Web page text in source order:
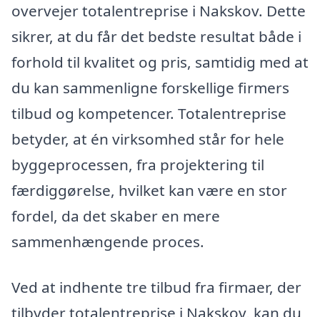
overvejer totalentreprise i Nakskov. Dette
sikrer, at du får det bedste resultat både i
forhold til kvalitet og pris, samtidig med at
du kan sammenligne forskellige firmers
tilbud og kompetencer. Totalentreprise
betyder, at én virksomhed står for hele
byggeprocessen, fra projektering til
færdiggørelse, hvilket kan være en stor
fordel, da det skaber en mere
sammenhængende proces.
Ved at indhente tre tilbud fra firmaer, der
tilbyder totalentreprise i Nakskov, kan du